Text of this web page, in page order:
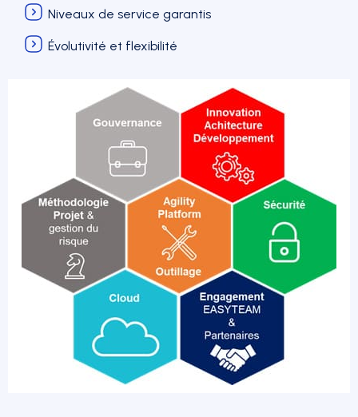
Niveaux de service garantis
Évolutivité et flexibilité